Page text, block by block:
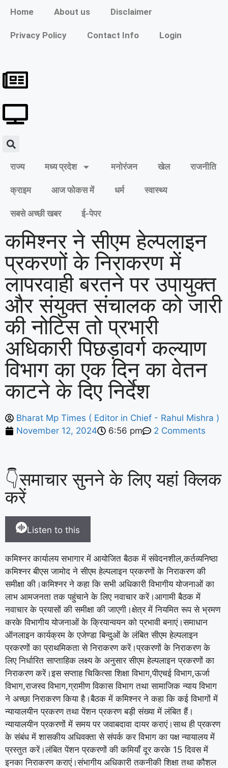
Home About us Disclaimer
Privacy Policy Contact Info Login
राज्य मध्य प्रदेश मनोरंजन खेल राजनीति
क्राइम आज फोकस में धर्म स्वास्थ्य
सबसे अच्छी खबर ई-पेपर
कमिश्नर ने सीएम हेल्पलाइन
प्रकरणों के निराकरण में
लापरवाही बरतने पर उपायुक्त
और संयुक्त संचालक को जारी
की नोटिस तो प्रभारी
अधिकारी पिछड़ावर्ग कल्याण
विभाग का एक दिन का वेतन
काटने के दिए निर्देश
Bharat Mp Times ( Editor in Chief - Rahul Mishra )
November 12, 2024
6:56 pm 2 Comments
👇समाचार सुनने के लिए यहां क्लिक
करें
Listen to this
कमिश्नर कार्यालय सभागार में आयोजित बैठक में संवेदनशील,कर्तव्यनिष्ठा
कमिश्नर बीएस जामोद ने सीएम हेल्पलाइन प्रकरणों के निराकरण की
समीक्षा की।कमिश्नर ने कहा कि सभी अधिकारी विभागीय योजनाओं का
लाभ आमजनता तक पहुंचाने के लिए नवाचार करें।आगामी बैठक में
नवाचार के प्रयासों की समीक्षा की जाएगी।क्षेत्र में नियमित रूप से भ्रमण
करके विभागीय योजनाओं के क्रियान्वयन को प्रभावी बनाएं।समाधान
ऑनलाइन कार्यक्रम के एजेण्डा बिन्दुओं के लंबित सीएम हेल्पलाइन
प्रकरणों का प्राथमिकता से निराकरण करें।प्रकरणों के निराकरण के
लिए निर्धारित साप्ताहिक लक्ष्य के अनुसार सीएम हेल्पलाइन प्रकरणों का
निराकरण करें।इस सप्ताह चिकित्सा शिक्षा विभाग,पीएचई विभाग,ऊर्जा
विभाग,राजस्व विभाग,ग्रामीण विकास विभाग तथा सामाजिक न्याय विभाग
ने अच्छा निराकरण किया है।बैठक में कमिश्नर ने कहा कि कई विभागों में
न्यायालयीन प्रकरण तथा पेंशन प्रकरण बड़ी संख्या में लंबित हैं।
न्यायालयीन प्रकरणों में समय पर जवाबदावा दायर कराएं।साथ ही प्रकरण
के संबंध में शासकीय अधिवक्ता से संपर्क कर विभाग का पक्ष न्यायालय में
प्रस्तुत करें।लंबित पेंशन प्रकरणों की कमियाँ दूर करके 15 दिवस में
इनका निराकरण कराएं।संभागीय अधिकारी तकनीकी शिक्षा तथा कौशल